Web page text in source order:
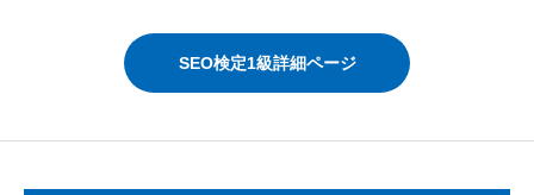
SEO検定1級詳細ページ